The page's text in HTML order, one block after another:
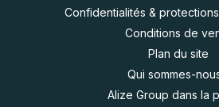
Confidentialités &
Conditions de
Plan du site
Qui sommes-
Alize Group dans la